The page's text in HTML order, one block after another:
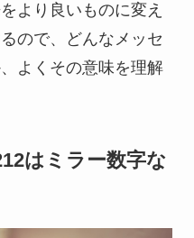
より良いものに変え
ので、どんなメッセ
よくその意味を理解
はミラー数字な